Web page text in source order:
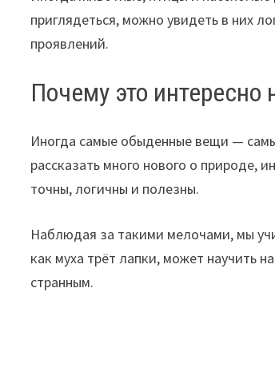
приглядеться, можно увидеть в них
проявлений.
Почему это интересно
Иногда самые обыденные вещи —
рассказать много нового о природе,
точны, логичны и полезны.
Наблюдая за такими мелочами, мы
как муха трёт лапки, может научить
странным.